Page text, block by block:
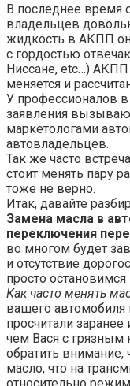
В последнее время
владельцев
жидкость в АКПП
с гордостью
Ниссане, etc…)
меняется и
У профессионалов
заявления
маркетологами
автовладельцев.
Так же часто
стоит менять пару
тоже не верно.
Итак, давайте
Замена масла в
переключения
во многом будет
и отсутствие
просто
Как часто менять
вашего
просчитали
чем Вася с грязным
обратить внимание,
масло, что на
относительно